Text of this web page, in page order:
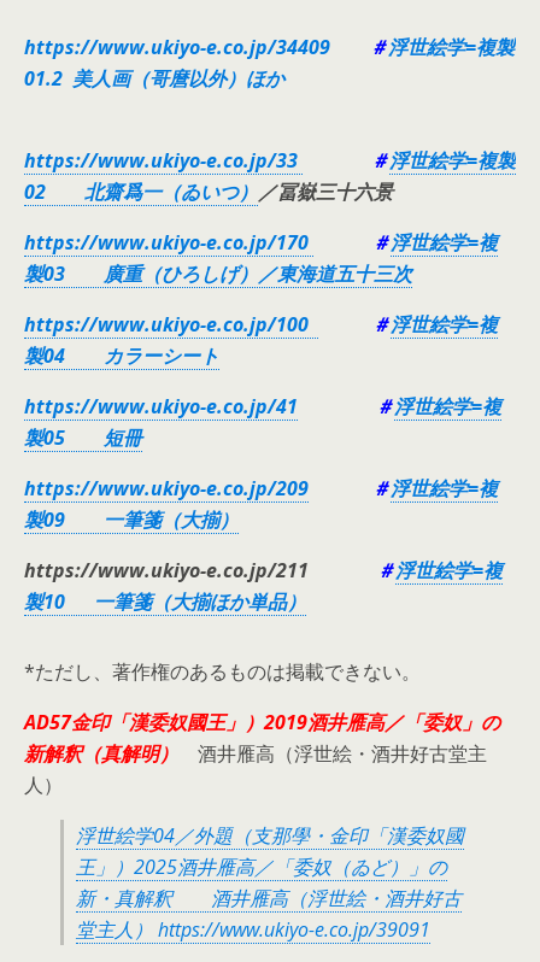
https://www.ukiyo-e.co.jp/34409 ＃浮世絵学=複製
01.2 美人画（哥麿以外）ほか
https://www.ukiyo-e.co.jp/33 ＃浮世絵学=複製
02 北齋爲一（ゐいつ） ／冨嶽三十六景
https://www.ukiyo-e.co.jp/170
＃浮世絵学=複
製03 廣重（ひろしげ）／東海道五十三次
https://www.ukiyo-e.co.jp/100
＃浮世絵学=複
製04 カラーシート
https://www.ukiyo-e.co.jp/41
＃浮世絵学=複
製05 短冊
https://www.ukiyo-e.co.jp/209
＃浮世絵学=複
製09 一筆箋（大揃）
https://www.ukiyo-e.co.jp/211
＃浮世絵学=複
製10 一筆箋（大揃ほか単品）
*ただし、著作権のあるものは掲載できない。
AD57金印「漢委奴國王」）2019酒井雁高／「委奴」の
新解釈（真解明）
酒井雁高（浮世絵・酒井好古堂主
人）
浮世絵学04／外題（支那學・金印「漢委奴國
王」）2025酒井雁高／「委奴（ゐど）」の
新・真解釈 酒井雁高（浮世絵・酒井好古
堂主人） https://www.ukiyo-e.co.jp/39091